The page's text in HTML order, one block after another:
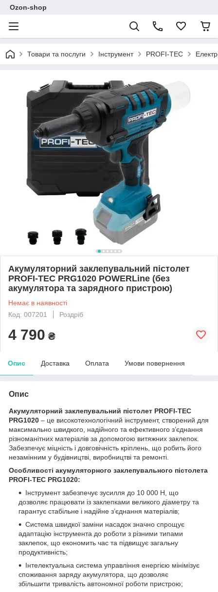
Ozon-shop
Товари та послуги Інструмент PROFI-TEC
Акумуляторний заклепувальний пістолет
PROFI-TEC PRG1020 POWERLine (без
акумулятора та зарядного пристрою)
Немає в наявності
Код: 007201
Роздріб
4 790 ₴
Опис Доставка Оплата Умови повернення
Опис
Акумуляторний заклепувальний пістолет PROFI-TEC
PRG1020 – це високотехнологічний інструмент, створений для
максимально швидкого, надійного та ефективного з’єднання
різноманітних матеріалів за допомогою витяжних заклепок.
Забезпечує міцність і довговічність кріплень, що робить його
незамінним у будівництві, виробництві та ремонті.
Особливості акумуляторного заклепувального пістолета
PROFI-TEC PRG1020:
Інструмент забезпечує зусилля до 10 000 Н, що
дозволяє працювати із заклепками великого діаметру та
гарантує стабільне і надійне з’єднання матеріалів;
Система швидкої заміни насадок значно спрощує
адаптацію інструмента до роботи з різними типами
заклепок, що економить час та підвищує загальну
продуктивність;
Інтелектуальна система управління енергією мінімізує
споживання заряду акумулятора, що дозволяє
збільшити тривалість автономної роботи пристрою;